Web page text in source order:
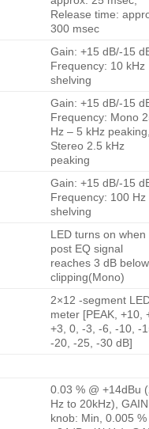
Release time:
300 msec
Gain: +15 dB/-15
Frequency: 10 kHz
shelving
Gain: +15 dB/-15
Frequency: Mono
Hz – 5 kHz
Stereo 2.5 kHz
peaking
Gain: +15 dB/-15
Frequency: 100 Hz
shelving
LED turns on when
post EQ signal
reaches 3 dB below
clipping(Mono)
2×12 -segment
meter [PEAK, +10,
+3, 0, -3, -6, -10, -
-20, -25, -30 dB]
0.03 % @ +14dBu
Hz to 20kHz), GAIN
knob: Min, 0.005 %